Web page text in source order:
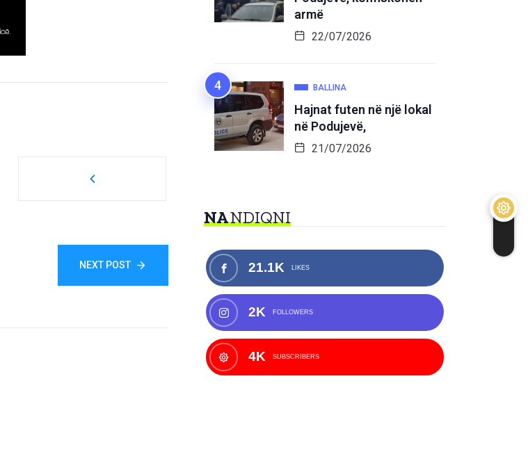
NEXT POST
armë
22/07/2026
BALLINA
Hajnat futen në një lokal
në Podujevë,
21/07/2026
NANDIQNI
21.1K LIKES
2K FOLLOWERS
4K SUBSCRIBERS